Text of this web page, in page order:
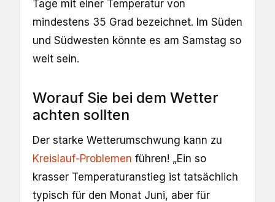
Tage mit einer Temperatur von
mindestens 35 Grad bezeichnet. Im Süden
und Südwesten könnte es am Samstag so
weit sein.
Worauf Sie bei dem Wetter
achten sollten
Der starke Wetterumschwung kann zu
Kreislauf-Problemen führen! „Ein so
krasser Temperaturanstieg ist tatsächlich
typisch für den Monat Juni, aber für